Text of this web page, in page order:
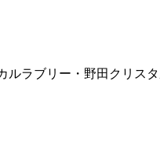
ラブリー・野田クリス